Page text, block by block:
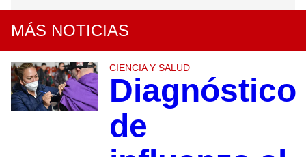
MÁS NOTICIAS
CIENCIA Y SALUD
Diagnóstico
de